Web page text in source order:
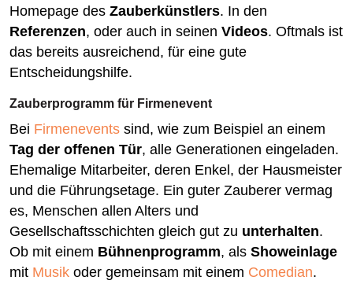
Homepage des Zauberkünstlers. In den
Referenzen, oder auch in seinen Videos. Oftmals ist
das bereits ausreichend, für eine gute
Entscheidungshilfe.
Zauberprogramm für Firmenevent
Bei Firmenevents sind, wie zum Beispiel an einem
Tag der offenen Tür, alle Generationen eingeladen.
Ehemalige Mitarbeiter, deren Enkel, der Hausmeister
und die Führungsetage. Ein guter Zauberer vermag
es, Menschen allen Alters und
Gesellschaftsschichten gleich gut zu unterhalten.
Ob mit einem Bühnenprogramm, als Showeinlage
mit Musik oder gemeinsam mit einem Comedian.